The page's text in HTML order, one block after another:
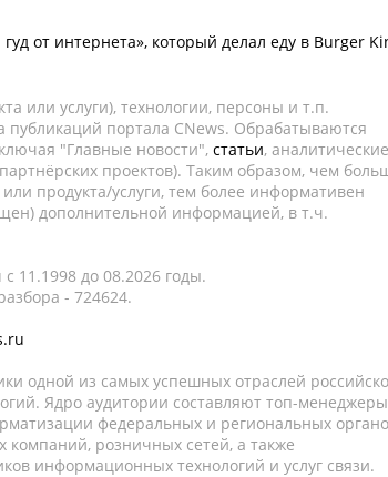
от интернета», который делал еду в Burger
или услуги), технологии, персоны и т.п.
публикаций портала CNews. Обрабатываются
"Главные новости", статьи, аналитические
проектов). Таким образом, чем
продукта/услуги, тем более информативен
дополнительной информацией, в т.ч.
11.1998 до 08.2026 годы.
- 724624.
одной из самых успешных отраслей
Ядро аудитории составляют топ-
федеральных и региональных
компаний, розничных сетей, а также
информационных технологий и услуг связи.